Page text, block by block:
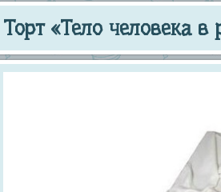
Торт «Тело человека в